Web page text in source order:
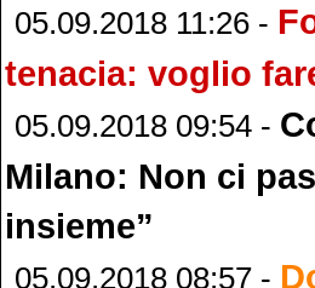
05.09.2018 11:26 -
tenacia: voglio
05.09.2018 09:54 -
Milano: Non ci
insieme”
05.09.2018 08:57 -